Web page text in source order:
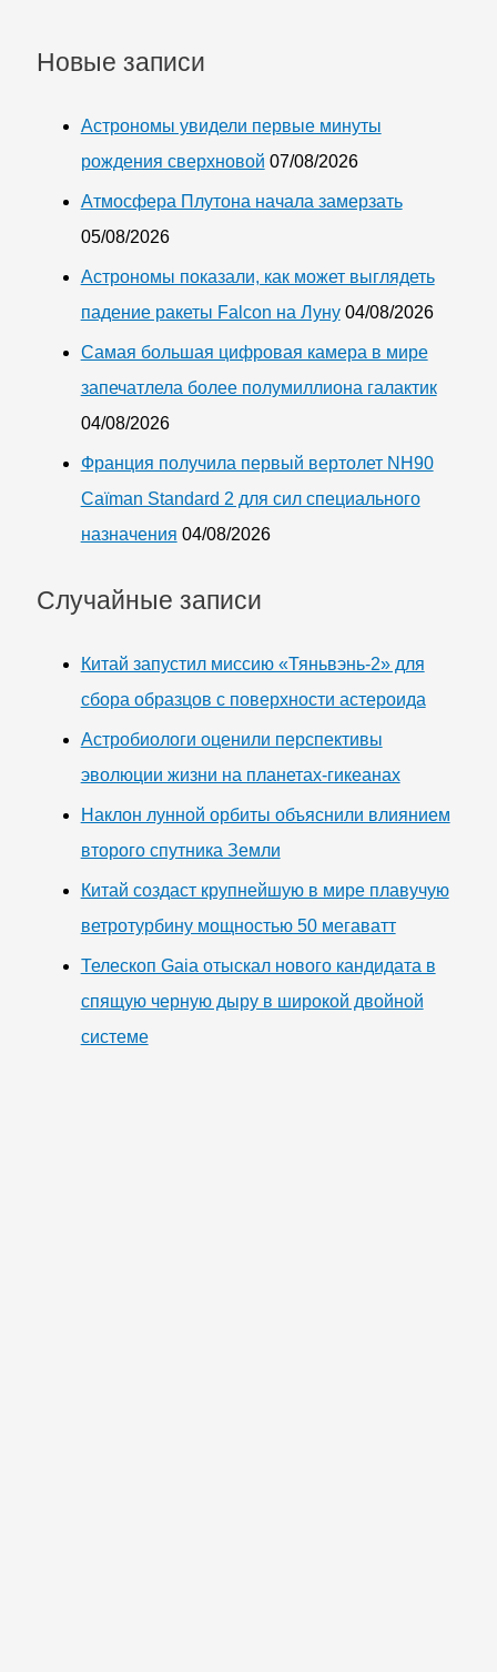
Новые записи
Астрономы увидели первые минуты
рождения сверхновой 07/08/2026
Атмосфера Плутона начала замерзать
05/08/2026
Астрономы показали, как может выглядеть
падение ракеты Falcon на Луну 04/08/2026
Самая большая цифровая камера в мире
запечатлела более полумиллиона галактик
04/08/2026
Франция получила первый вертолет NH90
Caïman Standard 2 для сил специального
назначения 04/08/2026
Случайные записи
Китай запустил миссию «Тяньвэнь-2» для
сбора образцов с поверхности астероида
Астробиологи оценили перспективы
эволюции жизни на планетах-гикеанах
Наклон лунной орбиты объяснили влиянием
второго спутника Земли
Китай создаст крупнейшую в мире плавучую
ветротурбину мощностью 50 мегаватт
Телескоп Gaia отыскал нового кандидата в
спящую черную дыру в широкой двойной
системе